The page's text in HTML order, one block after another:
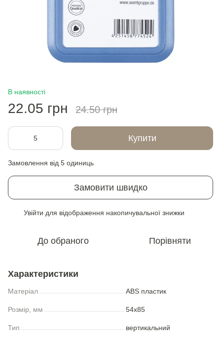
В наявності
22.05 грн 24.50 грн
Купити
Замовлення від 5 одиниць
Замовити швидко
Увійти для відображення накопичувальної знижки
До обраного Порівняти
Характеристики
Матеріал ABS пластик
Розмір, мм 54x85
Тип вертикальний